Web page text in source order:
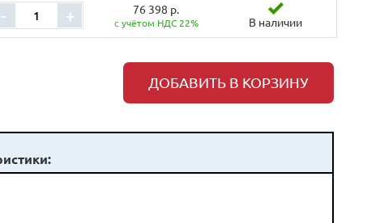
- + 76 398 р.
с учётом НДС 22% В наличии
ДОБАВИТЬ В КОРЗИНУ